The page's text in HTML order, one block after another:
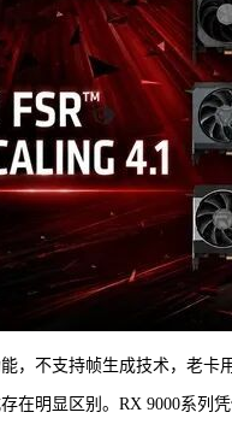
，不支持帧生成技术，老
在明显区别。RX 9000系